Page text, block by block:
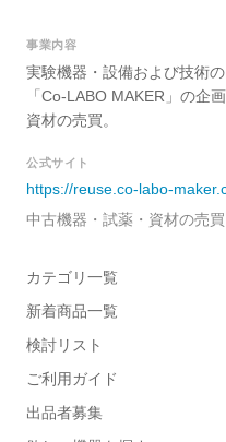
事業内容
実験機器・設備および技術
「Co-LABO MAKER」の企
資材の売買。
公式サイト
https://reuse.co-labo-
中古機器・試薬・資材の売
カテゴリ一覧
新着商品一覧
検討リスト
ご利用ガイド
出品者募集